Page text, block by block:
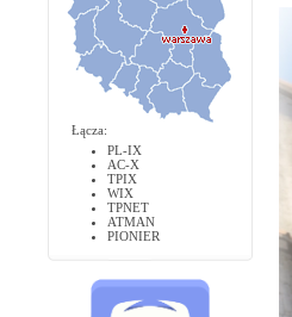
Łącza:
PL-IX
AC-X
TPIX
WIX
TPNET
ATMAN
PIONIER